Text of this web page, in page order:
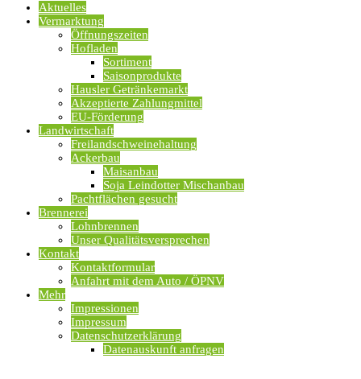
Aktuelles
Vermarktung
Öffnungszeiten
Hofladen
Sortiment
Saisonprodukte
Hausler Getränkemarkt
Akzeptierte Zahlungmittel
EU-Förderung
Landwirtschaft
Freilandschweinehaltung
Ackerbau
Maisanbau
Soja Leindotter Mischanbau
Pachtflächen gesucht
Brennerei
Lohnbrennen
Unser Qualitätsversprechen
Kontakt
Kontaktformular
Anfahrt mit dem Auto / ÖPNV
Mehr
Impressionen
Impressum
Datenschutzerklärung
Datenauskunft anfragen